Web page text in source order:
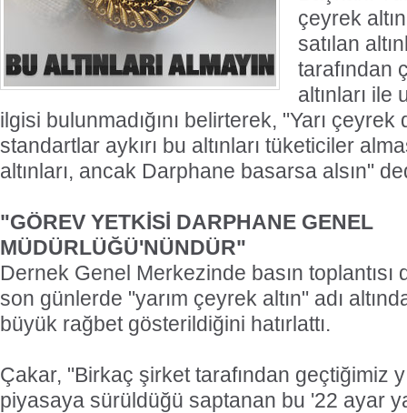
çeyrek
satılan
tarafından
altınları ile
ilgisi bulunmadığını belirterek, "Yarı
standartlar aykırı bu altınları tüketiciler
altınları, ancak Darphane basarsa alsın"
"GÖREV YETKİSİ DARPHANE GENEL
MÜDÜRLÜĞÜ'NÜNDÜR"
Dernek Genel Merkezinde basın
son günlerde "yarım çeyrek altın" adı
büyük rağbet gösterildiğini hatırlattı.
Çakar, "Birkaç şirket tarafından geçtiğimiz
piyasaya sürüldüğü saptanan bu '22 ayar